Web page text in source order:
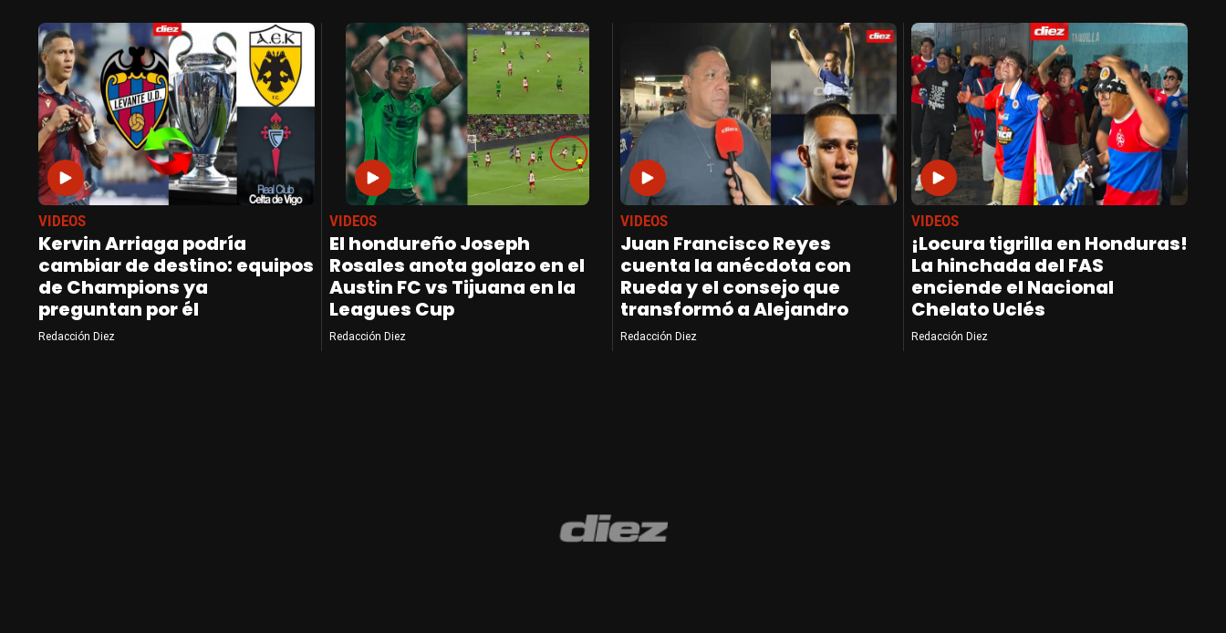
VIDEOS
Kervin Arriaga podría
cambiar de destino: equipos
de Champions ya
preguntan por él
Redacción Diez
VIDEOS
El hondureño Joseph
Rosales anota golazo en el
Austin FC vs Tijuana en la
Leagues Cup
Redacción Diez
VIDEOS
Juan Francisco Reyes
cuenta la anécdota con
Rueda y el consejo que
transformó a Alejandro
Redacción Diez
VIDEOS
¡Locura tigrilla en Honduras!
La hinchada del FAS
enciende el Nacional
Chelato Uclés
Redacción Diez